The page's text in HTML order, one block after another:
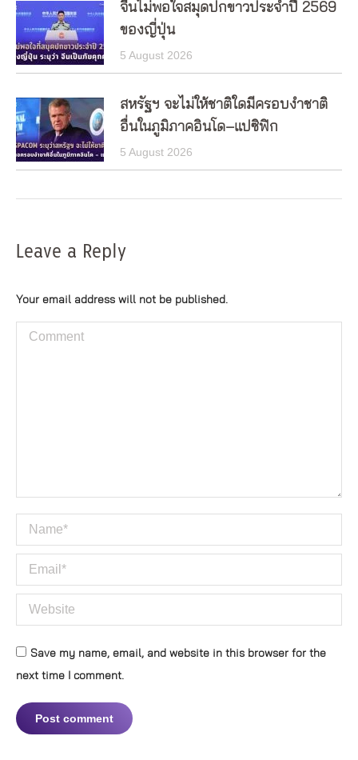
จีนไม่พอใจสมุดปกขาวประจำปี 2569
ของญี่ปุ่น
5 August 2026
สหรัฐฯ จะไม่ให้ชาติใดมีครอบงำชาติ
อื่นในภูมิภาคอินโด–แปซิฟิก
5 August 2026
Leave a Reply
Your email address will not be published.
Comment
Name *
Email *
Website
Save my name, email, and website in this browser for the
next time I comment.
Post comment